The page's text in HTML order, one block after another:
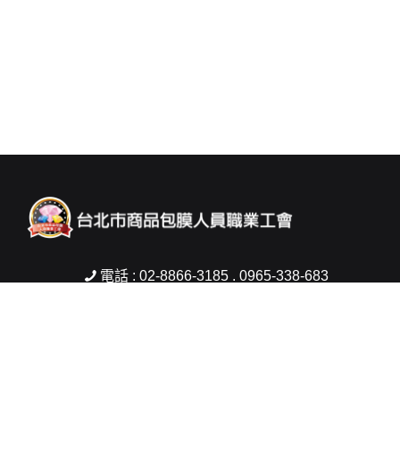
電話 : 02-8866-3185 . 0965-338-683